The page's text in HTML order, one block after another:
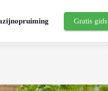
Gratis gids